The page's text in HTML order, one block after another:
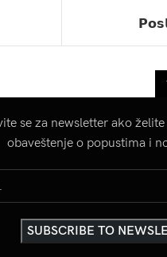
se za newsletter ako
obaveštenje o popustima i